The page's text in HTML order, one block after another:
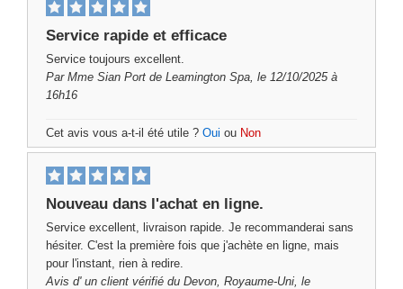
Service rapide et efficace
Service toujours excellent.
Par Mme Sian Port de Leamington Spa, le 12/10/2025 à
16h16
Cet avis vous a-t-il été utile ? Oui ou Non
Nouveau dans l'achat en ligne.
Service excellent, livraison rapide. Je recommanderai sans
hésiter. C'est la première fois que j'achète en ligne, mais
pour l'instant, rien à redire.
Avis d' un client vérifié du Devon, Royaume-Uni, le